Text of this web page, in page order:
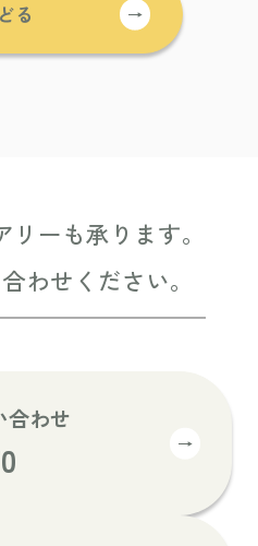
る →
ーも承ります。
わせください。
合わせ
→